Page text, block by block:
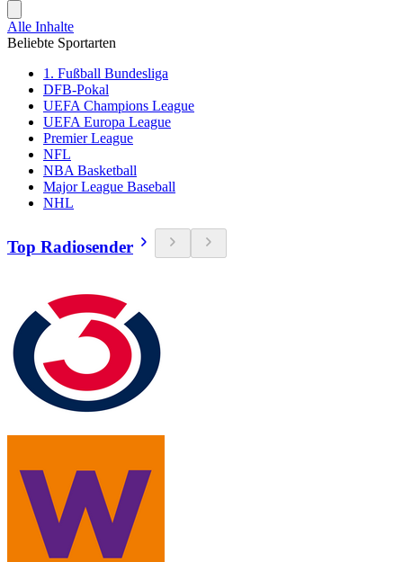
Alle Inhalte
Beliebte Sportarten
1. Fußball Bundesliga
DFB-Pokal
UEFA Champions League
UEFA Europa League
Premier League
NFL
NBA Basketball
Major League Baseball
NHL
Top Radiosender